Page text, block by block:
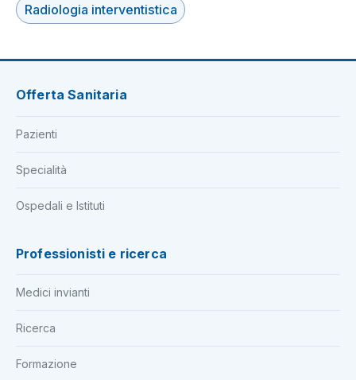
Radiologia interventistica
Offerta Sanitaria
Pazienti
Specialità
Ospedali e Istituti
Professionisti e ricerca
Medici invianti
Ricerca
Formazione